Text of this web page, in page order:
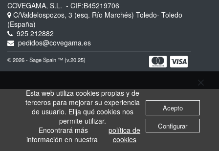
COVEGAMA, S.L. - CIF:B45219706
C/Valdelospozos, 3 (esq. Río Marchés) Toledo- Toledo
(España)
925 212882
pedidos@covegama.es
© 2026 - Sage Spain ™ (v.20.25)
Esta web utiliza cookies propias y de
terceros para mejorar su experiencia
de usuario. Elija qué cookies nos
permite utilizar.
Encontrará más
información en nuestra
política de
cookies
Acepto
Configurar